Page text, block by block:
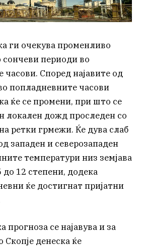
ги очекува променливо
сончеви периоди во
Според најавите од
попладневните часови
ќе се промени, при што се
локален дожд проследен со
ретки грмежи. Ќе дува слаб
западен и северозападен
температури низ земјава
12 степени, додека
ќе достигнат пријатни
прогноза се најавува и за
Скопје денеска ќе